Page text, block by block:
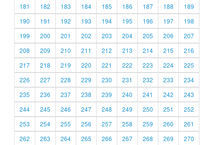
181
182 183 184 185 186 187 188
189
190
191 192 193 194 195 196 197
198
199
200 201 202 203 204 205 206
207
208
209 210 211 212 213 214 215
216
217
218 219 220 221 222 223 224
225
226
227 228 229 230 231 232 233
234
235
236 237 238 239 240 241 242
243
244
245 246 247 248 249 250 251
252
253
254 255 256 257 258 259 260
261
262
263 264 265 266 267 268 269 270